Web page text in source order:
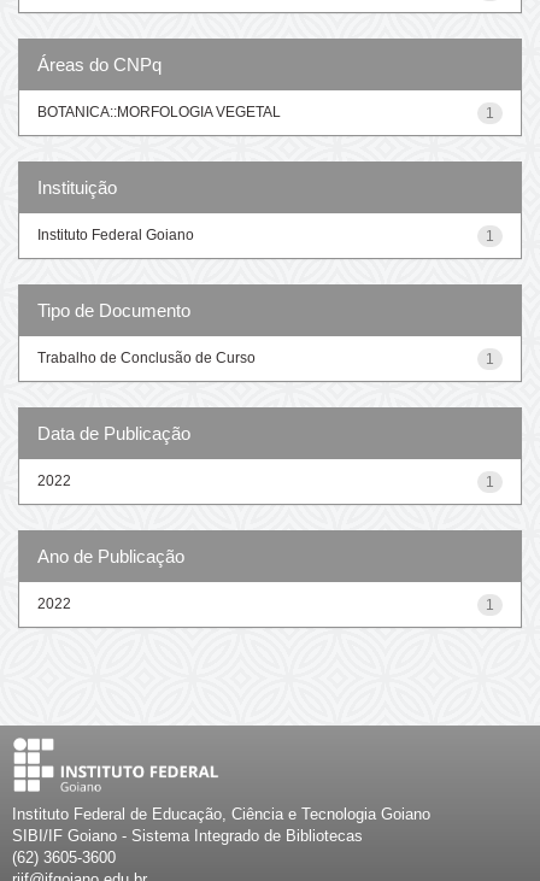
Áreas do CNPq
1
BOTANICA::MORFOLOGIA VEGETAL
Instituição
1
Instituto Federal Goiano
Tipo de Documento
1
Trabalho de Conclusão de Curso
Data de Publicação
1
2022
Ano de Publicação
1
2022
Instituto Federal de Educação, Ciência e Tecnologia Goiano
SIBI/IF Goiano - Sistema Integrado de Bibliotecas
(62) 3605-3600